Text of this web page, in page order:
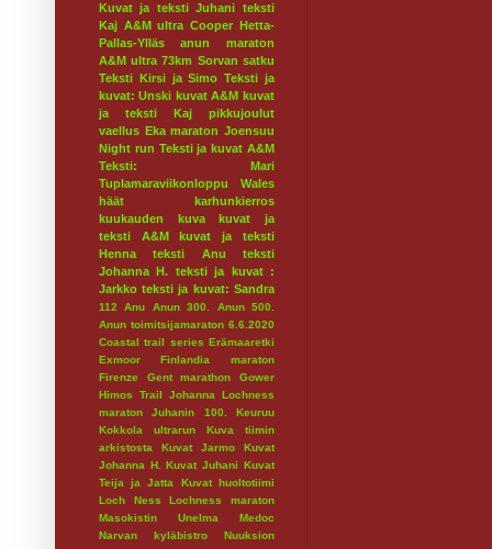
Kuvat ja teksti Juhani teksti
Kaj A&M ultra Cooper Hetta-
Pallas-Ylläs
anun maraton
A&M ultra 73km Sorvan satku
Teksti Kirsi ja Simo Teksti ja
kuvat: Unski kuvat A&M kuvat
ja teksti Kaj
pikkujoulut
vaellus Eka maraton Joensuu
Night run Teksti ja kuvat A&M
Teksti: Mari
Tuplamaraviikonloppu
Wales
häät
karhunkierros
kuukauden kuva
kuvat ja
teksti A&M
kuvat ja teksti
Henna
teksti Anu
teksti
Johanna H. teksti ja kuvat :
Jarkko teksti ja kuvat: Sandra
112 Anu Anun 300.
Anun 500.
Anun toimitsijamaraton 6.6.2020
Coastal trail series Erämaaretki
Exmoor
Finlandia maraton
Firenze
Gent marathon
Gower
Himos Trail
Johanna Lochness
maraton
Juhanin 100.
Keuruu
Kokkola ultrarun
Kuva tiimin
arkistosta
Kuvat Jarmo
Kuvat
Johanna H.
Kuvat Juhani Kuvat
Teija ja Jatta
Kuvat huoltotiimi
Loch Ness
Lochness maraton
Masokistin Unelma
Medoc
Narvan kyläbistro
Nuuksion